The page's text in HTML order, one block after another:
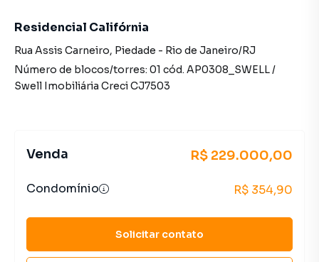
Residencial Califórnia
Rua Assis Carneiro, Piedade - Rio de Janeiro/RJ
Número de blocos/torres: 01 cód. AP0308_SWELL/
Swell Imobiliária CreciCJ7503
Venda R$ 229.000,00
Condomínio R$ 354,90
Solicitar contato